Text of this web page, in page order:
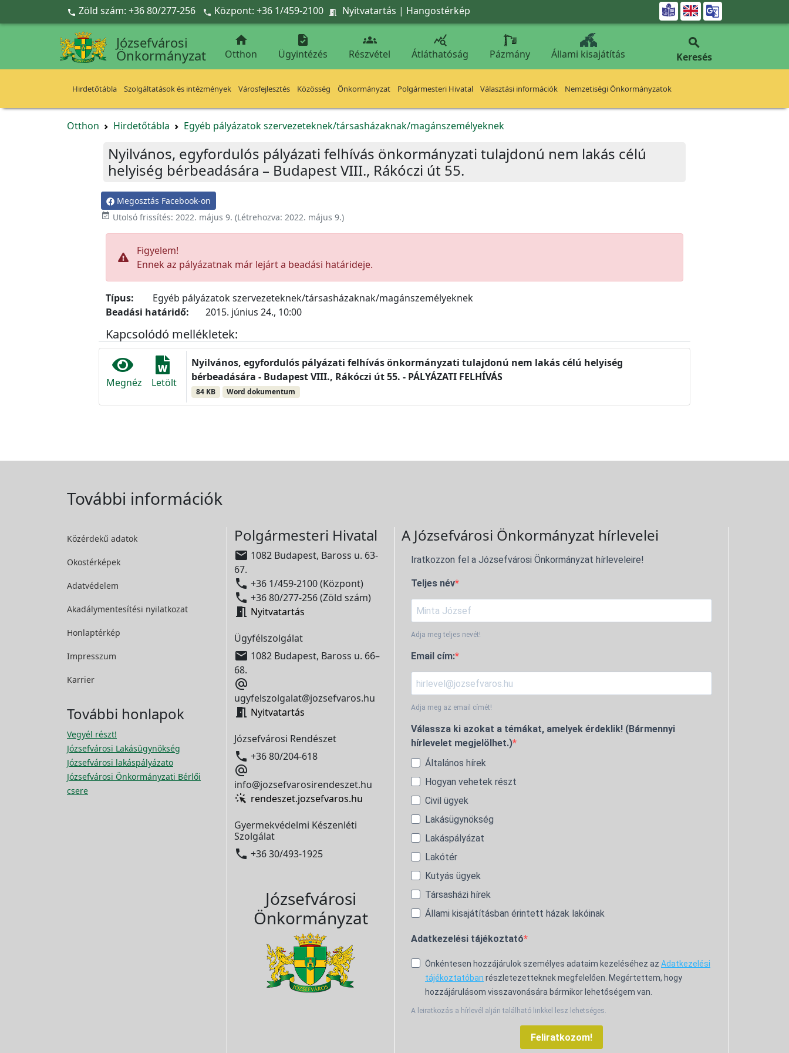
Ugrás a fő tartalomra
 Zöld szám: +36 80/277-256  Központ: +36 1/459-2100  Nyitvatartás | Hangostérkép 
Józsefvárosi
Önkormányzat

Otthon

Ügyintézés

Részvétel

Átláthatóság Pázmány Állami kisajátítás

Keresés
Hirdetőtábla Szolgáltatások és intézmények Városfejlesztés Közösség Önkormányzat Polgármesteri Hivatal Választási információk Nemzetiségi Önkormányzatok
Otthon Hirdetőtábla Egyéb pályázatok szervezeteknek/társasházaknak/magánszemélyeknek
Nyilvános, egyfordulós pályázati felhívás önkormányzati tulajdonú nem lakás célú
helyiség bérbeadására – Budapest VIII., Rákóczi út 55.
Megosztás Facebook-on
 Utolsó frissítés: 2022. május 9. (Létrehozva: 2022. május 9.)
Figyelem!
Ennek az pályázatnak már lejárt a beadási határideje.
Típus:
Egyéb pályázatok szervezeteknek/társasházaknak/magánszemélyeknek
Beadási határidő:
2015. június 24., 10:00
Kapcsolódó mellékletek:
Megnéz Letölt
Nyilvános, egyfordulós pályázati felhívás önkormányzati tulajdonú nem lakás célú helyiség
bérbeadására - Budapest VIII., Rákóczi út 55. - PÁLYÁZATI FELHÍVÁS
84 KB Word dokumentum
További információk
Közérdekű adatok
Okostérképek
Adatvédelem
Akadálymentesítési nyilatkozat
Honlaptérkép
Impresszum
Karrier
További honlapok
Vegyél részt!
Józsefvárosi Lakásügynökség
Józsefvárosi lakáspályázato
Józsefvárosi Önkormányzati Bérlői
csere
Polgármesteri Hivatal
 1082 Budapest, Baross u. 63-
67.
 +36 1/459-2100 (Központ)
 +36 80/277-256 (Zöld szám)
 Nyitvatartás
Ügyfélszolgálat
 1082 Budapest, Baross u. 66–
68.

ugyfelszolgalat@jozsefvaros.hu
 Nyitvatartás
Józsefvárosi Rendészet
 +36 80/204-618

info@jozsefvarosirendeszet.hu
rendeszet.jozsefvaros.hu
Gyermekvédelmi Készenléti
Szolgálat
 +36 30/493-1925
Józsefvárosi
Önkormányzat
A Józsefvárosi Önkormányzat hírlevelei
Iratkozzon fel a Józsefvárosi Önkormányzat hírleveleire!
Teljes név
Adja meg teljes nevét!
Email cím:
Adja meg az email címét!
Válassza ki azokat a témákat, amelyek érdeklik! (Bármennyi
hírlevelet megjelölhet.)
Általános hírek
Hogyan vehetek részt
Civil ügyek
Lakásügynökség
Lakáspályázat
Lakótér
Kutyás ügyek
Társasházi hírek
Állami kisajátításban érintett házak lakóinak
Adatkezelési tájékoztató
Önkéntesen hozzájárulok személyes adataim kezeléséhez az Adatkezelési
tájékoztatóban részletezetteknek megfelelően. Megértettem, hogy
hozzájárulásom visszavonására bármikor lehetőségem van.
A leiratkozás a hírlevél alján található linkkel lesz lehetséges.
Feliratkozom!